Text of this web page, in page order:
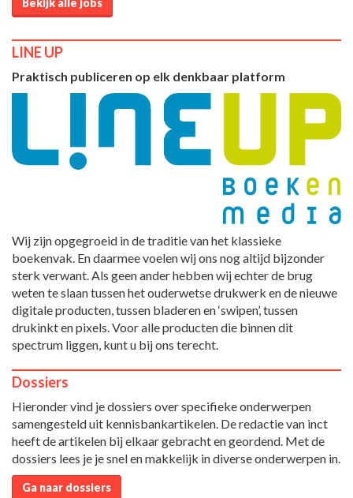
LINE UP
Praktisch publiceren op elk denkbaar platform
Wij zijn opgegroeid in de traditie van het klassieke
boekenvak. En daarmee voelen wij ons nog altijd bijzonder
sterk verwant. Als geen ander hebben wij echter de brug
weten te slaan tussen het ouderwetse drukwerk en de nieuwe
digitale producten, tussen bladeren en ‘swipen’, tussen
drukinkt en pixels. Voor alle producten die binnen dit
spectrum liggen, kunt u bij ons terecht.
Dossiers
Hieronder vind je dossiers over specifieke onderwerpen
samengesteld uit kennisbankartikelen. De redactie van inct
heeft de artikelen bij elkaar gebracht en geordend. Met de
dossiers lees je je snel en makkelijk in diverse onderwerpen in.
Ga naar dossiers